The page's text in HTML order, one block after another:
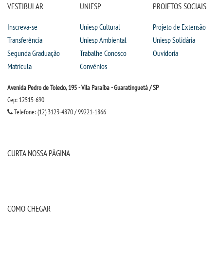
VESTIBULAR
Inscreva-se
Transferência
Segunda Graduação
Matrícula
UNIESP
Uniesp Cultural
Uniesp Ambiental
Trabalhe Conosco
Convênios
PROJETOS SOCIAIS
Projeto de Extensão
Uniesp Solidária
Ouvidoria
Avenida Pedro de Toledo, 195 - Vila Paraíba - Guaratinguetá / SP
Cep: 12515-690
Telefone: (12) 3123-4870 / 99221-1866
CURTA NOSSA PÁGINA
COMO CHEGAR